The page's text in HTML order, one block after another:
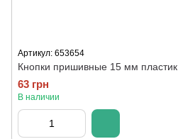
Артикул: 653654
Кнопки пришивные 15 мм пластик
63 грн
В наличии